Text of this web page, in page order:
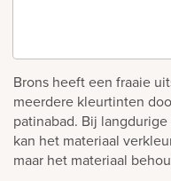
Brons heeft een fraaie
meerdere kleurtinten
patinabad. Bij
kan het materiaal
maar het materiaal